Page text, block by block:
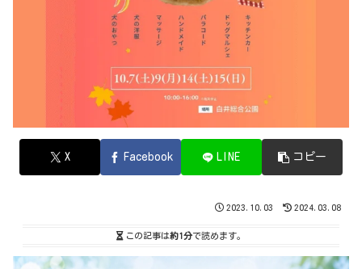
X Facebook LINE コピー
2023.10.03 2024.03.08
この記事は約1分で読めます。